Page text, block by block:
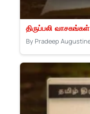
திருப்பலி
By Pradeep